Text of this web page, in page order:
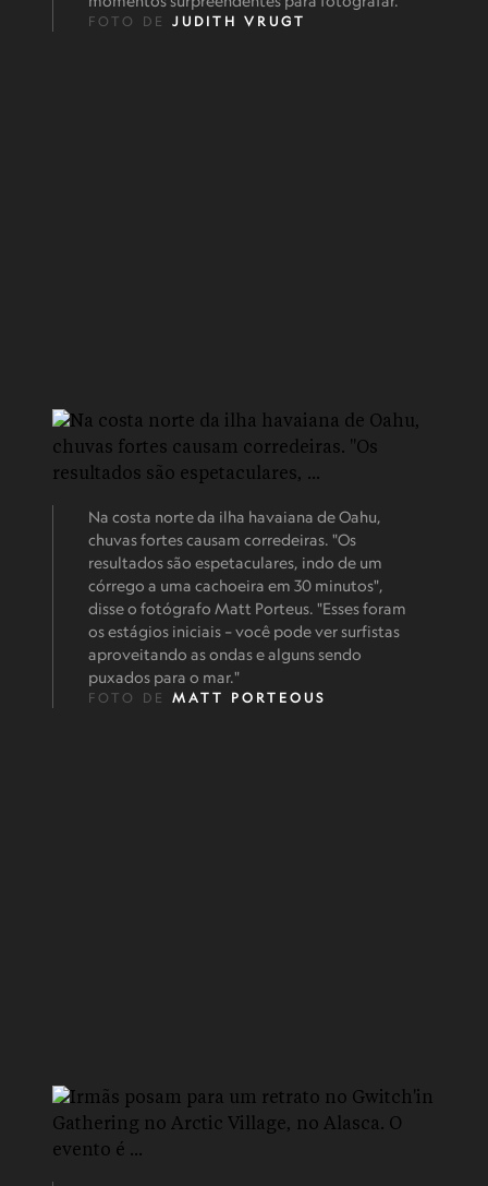
FOTO DE JUDITH VRUGT
Na costa norte da ilha havaiana de Oahu,
chuvas fortes causam corredeiras. "Os
resultados são espetaculares, indo de um
córrego a uma cachoeira em 30 minutos",
disse o fotógrafo Matt Porteus. "Esses foram
os estágios iniciais – você pode ver surfistas
aproveitando as ondas e alguns sendo
puxados para o mar."
FOTO DE MATT PORTEOUS